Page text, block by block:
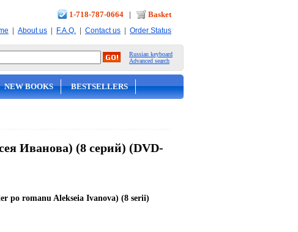
1-718-787-0664 | Basket
| About us | F.A.Q. | Contact us | Order Status
Russian keyboard
Advanced search
NEW BOOKS BESTSELLERS
Иванова) (8 серий) (DVD-
po romanu Alekseia Ivanova) (8 serii)